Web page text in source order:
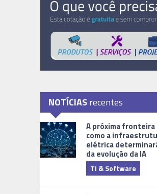
NOTÍCIASrecentes
A próxima
como a
elétrica
da evolução da IA
TI & Software